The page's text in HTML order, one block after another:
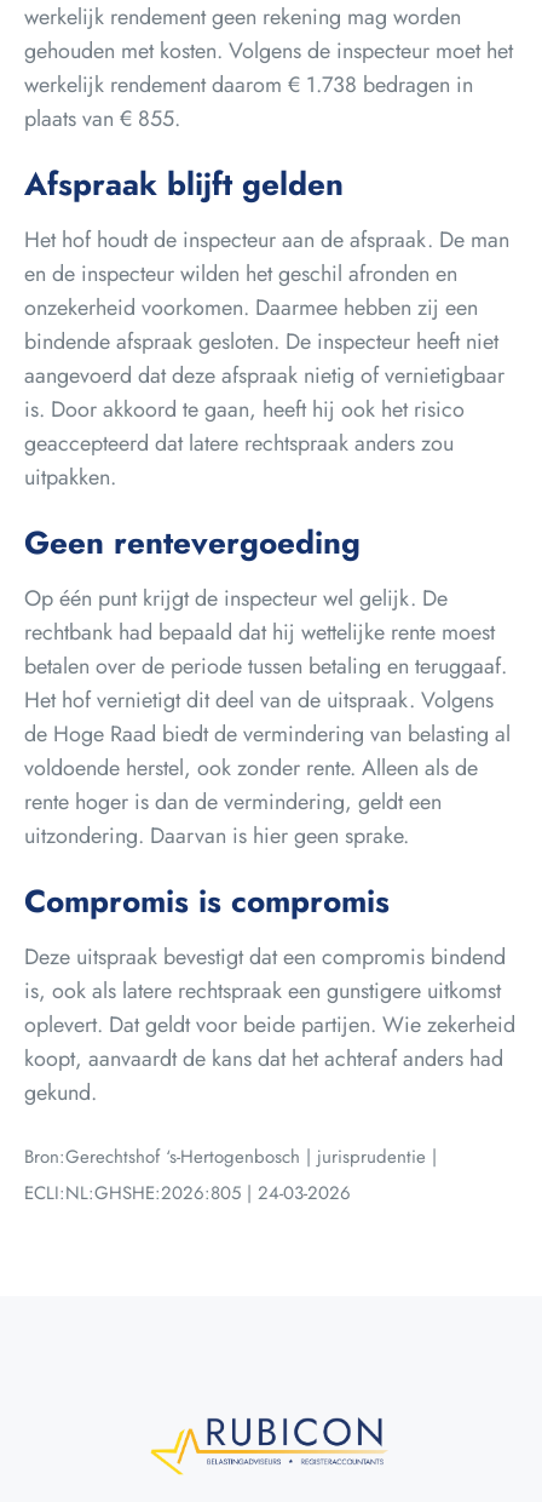
werkelijk rendement geen rekening mag worden
gehouden met kosten. Volgens de inspecteur moet het
werkelijk rendement daarom € 1.738 bedragen in
plaats van € 855.
Afspraak blijft gelden
Het hof houdt de inspecteur aan de afspraak. De man
en de inspecteur wilden het geschil afronden en
onzekerheid voorkomen. Daarmee hebben zij een
bindende afspraak gesloten. De inspecteur heeft niet
aangevoerd dat deze afspraak nietig of vernietigbaar
is. Door akkoord te gaan, heeft hij ook het risico
geaccepteerd dat latere rechtspraak anders zou
uitpakken.
Geen rentevergoeding
Op één punt krijgt de inspecteur wel gelijk. De
rechtbank had bepaald dat hij wettelijke rente moest
betalen over de periode tussen betaling en teruggaaf.
Het hof vernietigt dit deel van de uitspraak. Volgens
de Hoge Raad biedt de vermindering van belasting al
voldoende herstel, ook zonder rente. Alleen als de
rente hoger is dan de vermindering, geldt een
uitzondering. Daarvan is hier geen sprake.
Compromis is compromis
Deze uitspraak bevestigt dat een compromis bindend
is, ook als latere rechtspraak een gunstigere uitkomst
oplevert. Dat geldt voor beide partijen. Wie zekerheid
koopt, aanvaardt de kans dat het achteraf anders had
gekund.
Bron:Gerechtshof ‘s-Hertogenbosch | jurisprudentie |
ECLI:NL:GHSHE:2026:805 | 24-03-2026